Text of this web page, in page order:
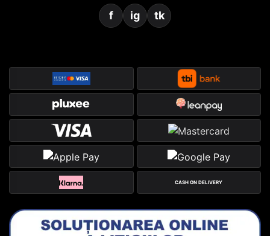
f ig tk
CASH ON DELIVERY